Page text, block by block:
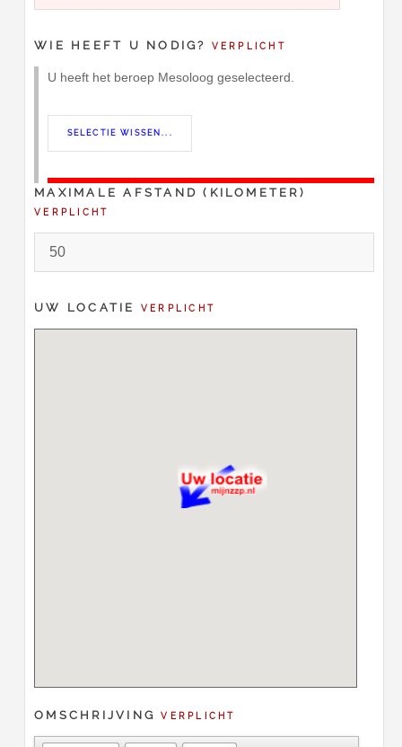
WIE HEEFT U NODIG? VERPLICHT
U heeft het beroep Mesoloog geselecteerd.
MAXIMALE AFSTAND (KILOMETER)
VERPLICHT
UW LOCATIE VERPLICHT
OMSCHRIJVINGVERPLICHT